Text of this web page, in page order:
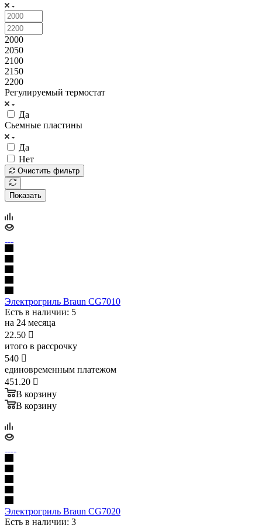
2000
2050
2100
2150
2200
Регулируемый термостат
Да
Сьемные пластины
Да
Нет
Очистить фильтр
Показать
Электрогриль Braun CG7010
Есть в наличии: 5
на 24 месяца
22.50 
итого в рассрочку
540 
единовременным платежом
451.20 
В корзину
В корзину
Электрогриль Braun CG7020
Есть в наличии: 3